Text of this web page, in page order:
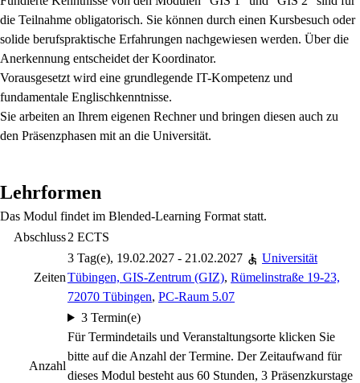
die Teilnahme obligatorisch. Sie können durch einen Kursbesuch oder
solide berufspraktische Erfahrungen nachgewiesen werden. Über die
Anerkennung entscheidet der Koordinator.
Vorausgesetzt wird eine grundlegende IT-Kompetenz und
fundamentale Englischkenntnisse.
Sie arbeiten an Ihrem eigenen Rechner und bringen diesen auch zu
den Präsenzphasen mit an die Universität.
Lehrformen
Das Modul findet im Blended-Learning Format statt.
Abschluss2 ECTS
Zeiten
3 Tag(e), 19.02.2027 - 21.02.2027
Universität
Tübingen, GIS-Zentrum (GIZ), Rümelinstraße 19-23,
72070 Tübingen, PC-Raum 5.07
Anzahl
3 Termin(e)
Für Termindetails und Veranstaltungsorte klicken Sie
bitte auf die Anzahl der Termine. Der Zeitaufwand für
dieses Modul besteht aus 60 Stunden, 3 Präsenzkurstage